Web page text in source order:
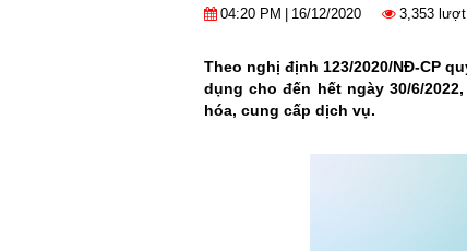
04:20 PM 16/12/2020 3,353
Theo nghị định 123/2020/NĐ-CP
dụng cho đến hết ngày 30/6/
hóa, cung cấp dịch vụ.